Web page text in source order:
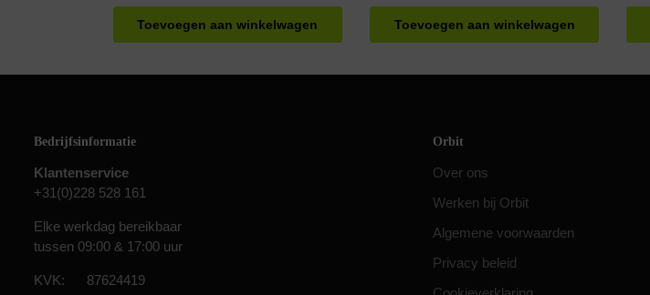
Toevoegen aan winkelwagen Toevoegen aan winkelwagen
Bedrijfsinformatie
Klantenservice
+31(0)228 528 161
Elke werkdag bereikbaar
tussen 09:00 & 17:00 uur
KVK: 87624419
Orbit
Over ons
Werken bij Orbit
Algemene voorwaarden
Privacy beleid